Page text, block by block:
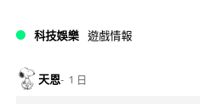
科技娛樂 遊戲情報
天恩 1 日